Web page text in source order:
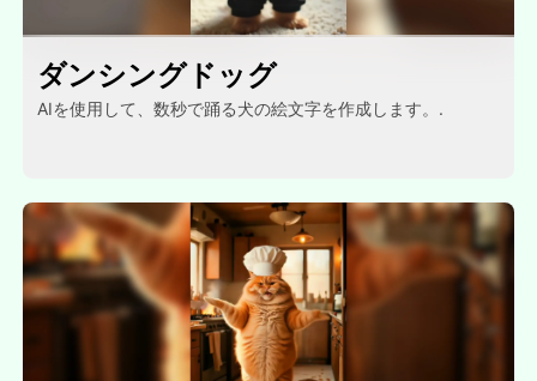
ダンシングドッグ
AIを使用して、数秒で踊る犬の絵文字を作成します。.